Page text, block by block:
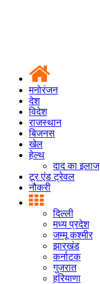
मनोरंजन
देश
विदेश
राजस्थान
बिजनस
खेल
हेल्थ
दाद का इलाज
टूर एंड ट्रेवल
नौकरी
दिल्ली
मध्य प्रदेश
जम्मू कश्मीर
झारखंड
कर्नाटक
गुजरात
हरियाणा